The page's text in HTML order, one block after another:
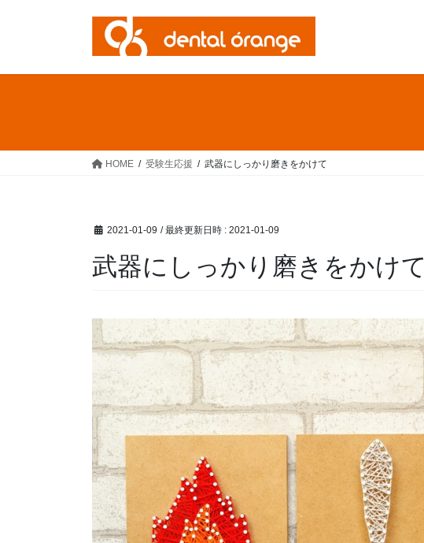
HOME 受験生応援 武器にしっかり磨きをかけて
2021-01-09 / 最終更新日時 : 2021-01-09
武器にしっかり磨きをかけて